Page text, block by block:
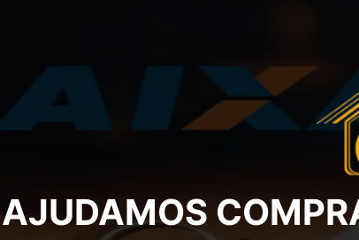
AJUDAMOS